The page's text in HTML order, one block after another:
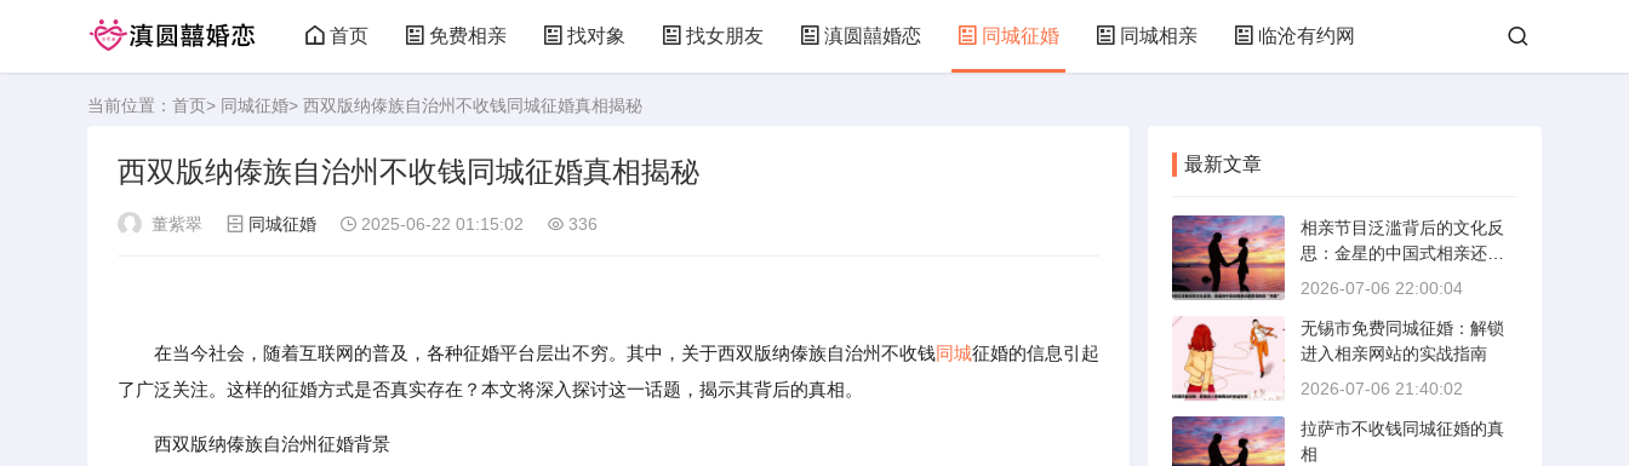
首页 免费相亲 找对象 找女朋友 滇圆囍婚恋 同城征婚 同城相亲 临沧有约网
当前位置： 首页> 同城征婚> 西双版纳傣族自治州不收钱同城征婚真相揭秘
西双版纳傣族自治州不收钱同城征婚真相揭秘
董紫翠 同城征婚 2025-06-22 01:15:02 336
在当今社会，随着互联网的普及，各种征婚平台层出不穷。其中，关于西双版纳傣族自治州不收钱同城征婚的信息引起
了广泛关注。这样的征婚方式是否真实存在？本文将深入探讨这一话题，揭示其背后的真相。
西双版纳傣族自治州征婚背景
最新文章
相亲节目泛滥背后的文化反
思：金星的中国式相亲还能
否保持其“完美”
2026-07-06 22:00:04
无锡市免费同城征婚：解锁
进入相亲网站的实战指南
2026-07-06 21:40:02
拉萨市不收钱同城征婚的真
相